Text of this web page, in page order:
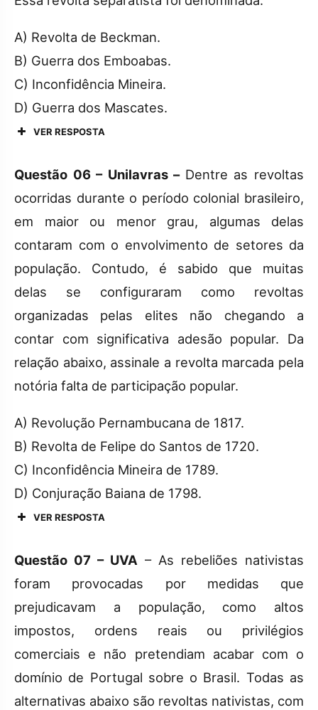
A) Revolta de Beckman.
B) Guerra dos Emboabas.
C) Inconfidência Mineira.
D) Guerra dos Mascates.
VER RESPOSTA
Questão 06 – Unilavras – Dentre as revoltas
ocorridas durante o período colonial brasileiro,
em maior ou menor grau, algumas delas
contaram com o envolvimento de setores da
população. Contudo, é sabido que muitas
delas se configuraram como revoltas
organizadas pelas elites não chegando a
contar com significativa adesão popular. Da
relação abaixo, assinale a revolta marcada pela
notória falta de participação popular.
A) Revolução Pernambucana de 1817.
B) Revolta de Felipe do Santos de 1720.
C) Inconfidência Mineira de 1789.
D) Conjuração Baiana de 1798.
VER RESPOSTA
Questão 07 – UVA – As rebeliões nativistas
foram provocadas por medidas que
prejudicavam a população, como altos
impostos, ordens reais ou privilégios
comerciais e não pretendiam acabar com o
domínio de Portugal sobre o Brasil. Todas as
alternativas abaixo são revoltas nativistas, com